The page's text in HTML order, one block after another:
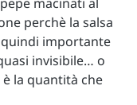
perchè la salsa
importante
invisibile… o
la quantità che